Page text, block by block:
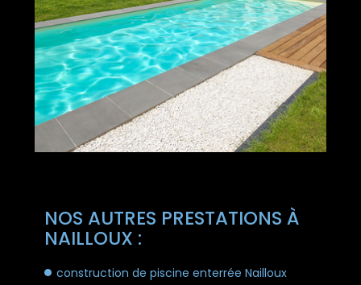
NOS AUTRES PRESTATIONS À
NAILLOUX :
construction de piscine enterrée Nailloux